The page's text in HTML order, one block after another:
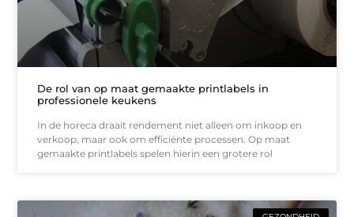
De rol van op maat gemaakte printlabels in
professionele keukens
In de horeca draait rendement niet alleen om inkoop en
verkoop, maar ook om efficiënte processen. Op maat
gemaakte printlabels spelen hierin een grotere rol